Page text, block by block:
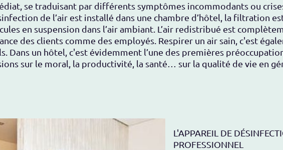
se traduisant par différents symptômes incommodants ou
de l’air est installé dans une chambre d’hôtel, la filtration
en suspension dans l’air ambiant. L’air redistribué est
des clients comme des employés. Respirer un air sain, c'est
Dans un hôtel, c'est évidemment l’une des premières
sur le moral, la productivité, la santé… sur la qualité de vie en
L'APPAREIL DE
PROFESSIONNEL